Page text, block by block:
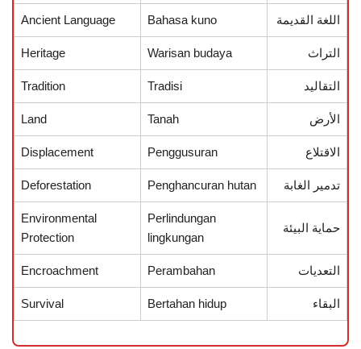
اللغة القديمة Bahasa kuno
Ancient Language
التراث Warisan budaya
Heritage
التقاليد Tradisi
Tradition
الأرض Tanah
Land
الاقتلاع Penggusuran
Displacement
تدمير الغابة Penghancuran hutan
Deforestation
حماية البيئة
Perlindungan
lingkungan
Environmental
Protection
التعديات Perambahan
Encroachment
البقاء Bertahan hidup
Survival